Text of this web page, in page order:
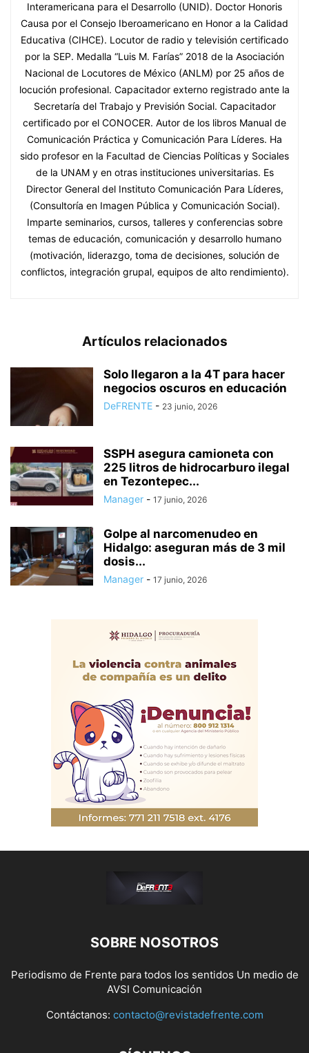
Interamericana para el Desarrollo (UNID). Doctor Honoris
Causa por el Consejo Iberoamericano en Honor a la Calidad
Educativa (CIHCE). Locutor de radio y televisión certificado
por la SEP. Medalla “Luis M. Farías” 2018 de la Asociación
Nacional de Locutores de México (ANLM) por 25 años de
locución profesional. Capacitador externo registrado ante la
Secretaría del Trabajo y Previsión Social. Capacitador
certificado por el CONOCER. Autor de los libros Manual de
Comunicación Práctica y Comunicación Para Líderes. Ha
sido profesor en la Facultad de Ciencias Políticas y Sociales
de la UNAM y en otras instituciones universitarias. Es
Director General del Instituto Comunicación Para Líderes,
(Consultoría en Imagen Pública y Comunicación Social).
Imparte seminarios, cursos, talleres y conferencias sobre
temas de educación, comunicación y desarrollo humano
(motivación, liderazgo, toma de decisiones, solución de
conflictos, integración grupal, equipos de alto rendimiento).
Artículos relacionados
Solo llegaron a la 4T para hacer
negocios oscuros en educación
DeFRENTE - 23 junio, 2026
SSPH asegura camioneta con
225 litros de hidrocarburo ilegal
en Tezontepec...
Manager - 17 junio, 2026
Golpe al narcomenudeo en
Hidalgo: aseguran más de 3 mil
dosis...
Manager - 17 junio, 2026
SOBRE NOSOTROS
Periodismo de Frente para todos los sentidos Un medio de
AVSI Comunicación
Contáctanos: contacto@revistadefrente.com